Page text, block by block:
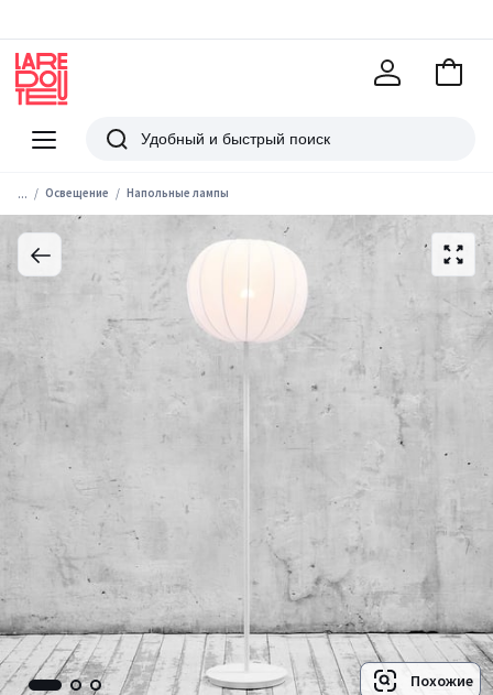
Меню
Redoute
Поиск
В
... Освещение Напольные лампы
Похожие